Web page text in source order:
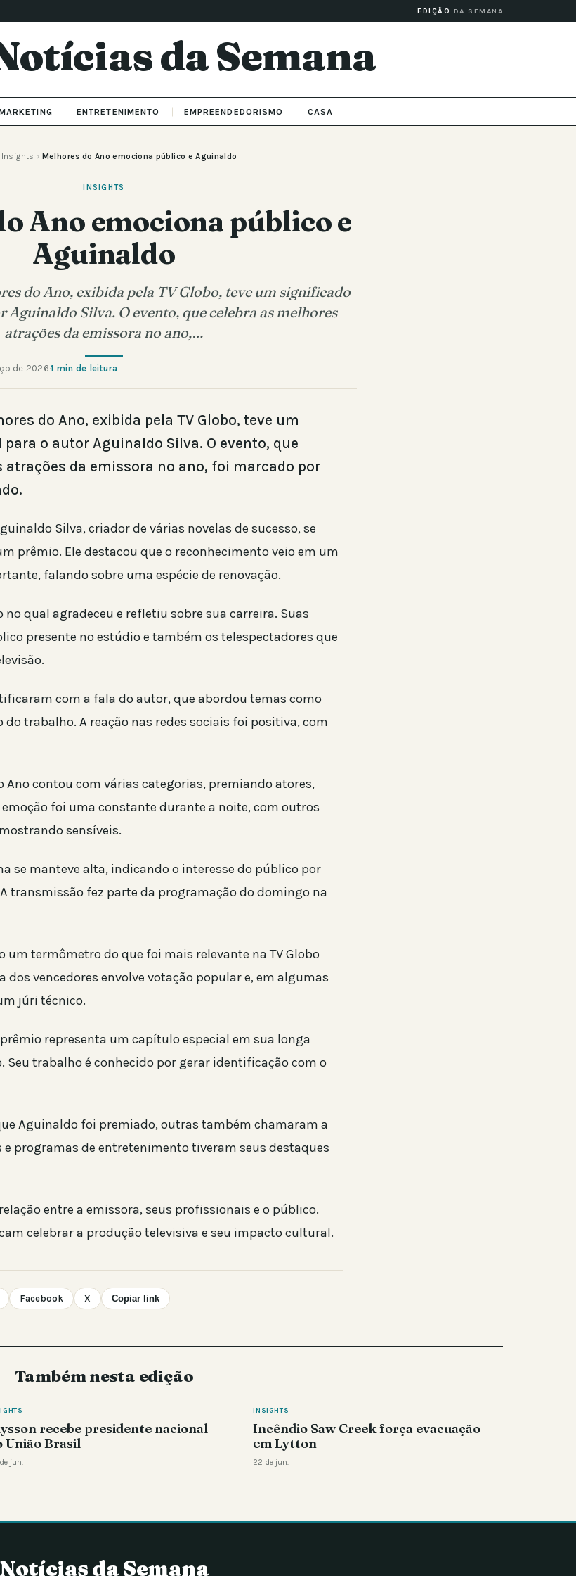
EDIÇÃO DA SEMANA
da Semana
ENTRETENIMENTO EMPREENDEDORISMO CASA
Insights › Melhores do Ano emociona público e Aguinaldo
INSIGHTS
Ano emociona público e
Aguinaldo
do Ano, exibida pela TV Globo, teve um significado
Aguinaldo Silva. O evento, que celebra as melhores
atrações da emissora no ano,…
de 2026·1 min de leitura
do Ano, exibida pela TV Globo, teve um
o autor Aguinaldo Silva. O evento, que
atrações da emissora no ano, foi marcado por
Silva, criador de várias novelas de sucesso, se
prêmio. Ele destacou que o reconhecimento veio em um
falando sobre uma espécie de renovação.
qual agradeceu e refletiu sobre sua carreira. Suas
presente no estúdio e também os telespectadores que
com a fala do autor, que abordou temas como
do trabalho. A reação nas redes sociais foi positiva, com
Ano contou com várias categorias, premiando atores,
foi uma constante durante a noite, com outros
sensíveis.
se manteve alta, indicando o interesse do público por
transmissão fez parte da programação do domingo na
um termômetro do que foi mais relevante na TV Globo
dos vencedores envolve votação popular e, em algumas
júri técnico.
representa um capítulo especial em sua longa
Seu trabalho é conhecido por gerar identificação com o
Aguinaldo foi premiado, outras também chamaram a
e programas de entretenimento tiveram seus destaques
entre a emissora, seus profissionais e o público.
celebrar a produção televisiva e seu impacto cultural.
Facebook X Copiar link
Também nesta edição
recebe presidente nacional
União Brasil
jun.
INSIGHTS
Incêndio Saw Creek força evacuação
em Lytton
22 de jun.
Notícias da Semana